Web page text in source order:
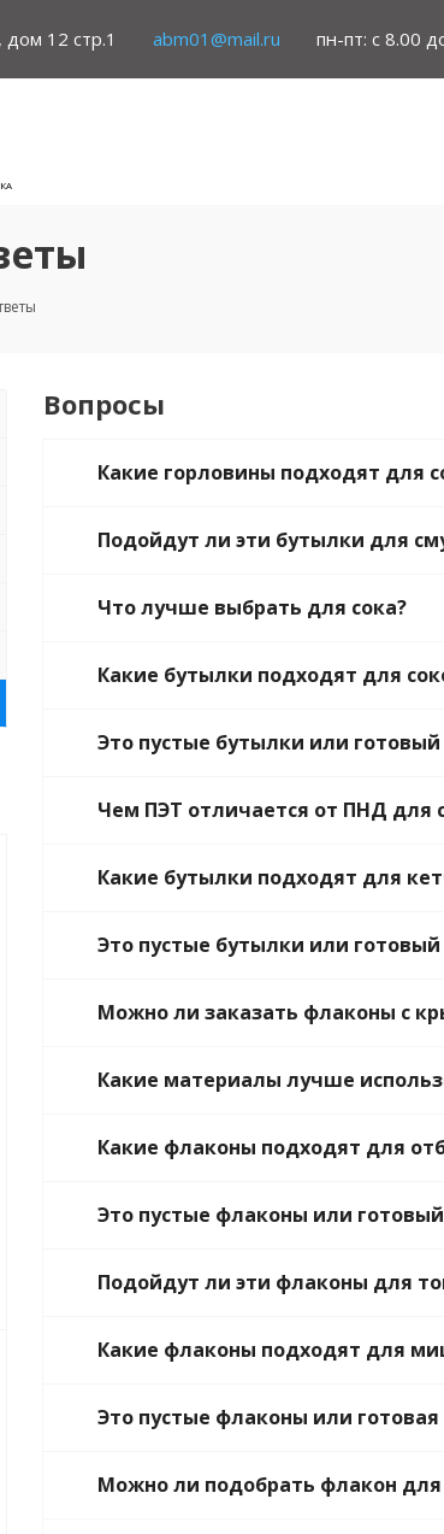
12 стр.1 abm01@mail.ru пн-пт: с 8.00
Вопросы
Какие горловины подходят для
Подойдут ли эти бутылки для
Что лучше выбрать для сока?
Какие бутылки подходят для
Это пустые бутылки или готовый
Чем ПЭТ отличается от ПНД для
Какие бутылки подходят для
Это пустые бутылки или готовый
Можно ли заказать флаконы с
Какие материалы лучше
Какие флаконы подходят для
Это пустые флаконы или
Подойдут ли эти флаконы для
Какие флаконы подходят для
Это пустые флаконы или
Можно ли подобрать флакон